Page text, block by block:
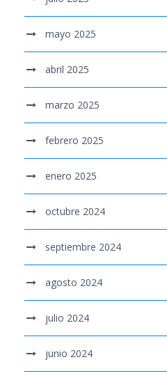
mayo 2025
abril 2025
marzo 2025
febrero 2025
enero 2025
octubre 2024
septiembre 2024
agosto 2024
julio 2024
junio 2024